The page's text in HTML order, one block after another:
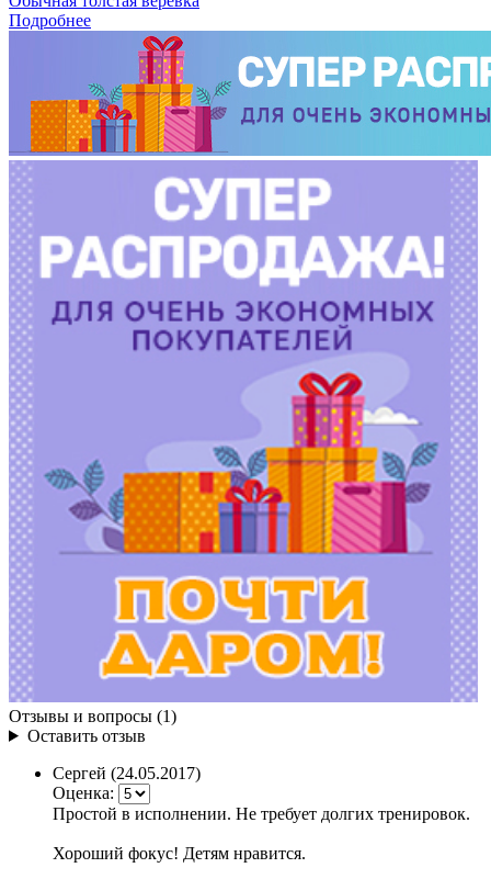
Подробнее
Отзывы и вопросы (1)
Оставить отзыв
Сергей (24.05.2017)
Оценка:
Простой в исполнении. Не требует долгих тренировок.
Хороший фокус! Детям нравится.